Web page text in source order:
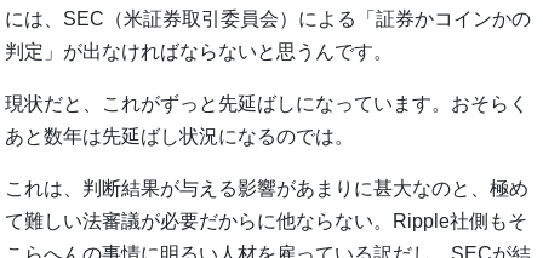
には、SEC（米証券取引委員会）による「証券かコインかの
判定」が出なければならないと思うんです。
現状だと、これがずっと先延ばしになっています。おそらく
あと数年は先延ばし状況になるのでは。
これは、判断結果が与える影響があまりに甚大なのと、極め
て難しい法審議が必要だからに他ならない。Ripple社側もそ
こらへんの事情に明るい人材を雇っている訳だし、SECが結